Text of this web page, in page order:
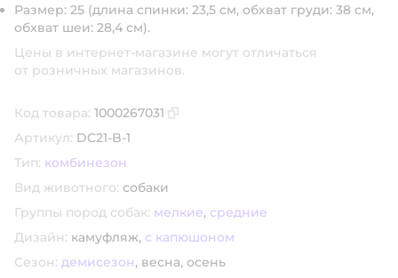
Размер: 25 (длина спинки: 23,5 см, обхват груди: 38 см,
обхват шеи: 28,4 см).
Цены в интернет-магазине могут отличаться
от розничных магазинов.
Код товара: 1000267031
Артикул: DC21-B-1
Тип: комбинезон
Вид животного: собаки
Группы пород собак: мелкие, средние
Дизайн: камуфляж, с капюшоном
Сезон: демисезон, весна, осень